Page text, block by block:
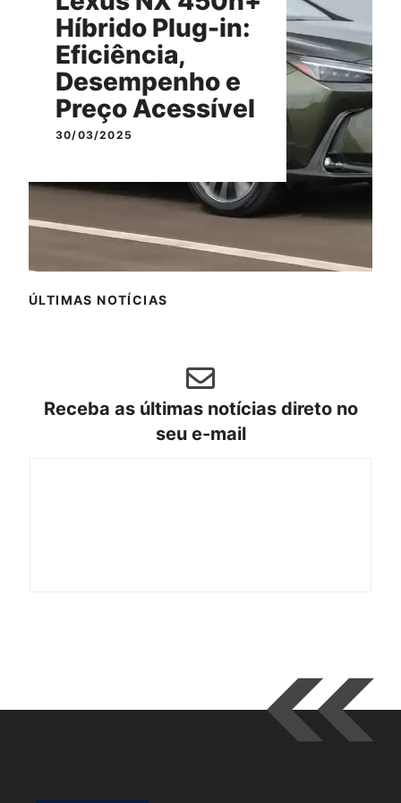
Híbrido Plug-in:
Eficiência,
Desempenho e
Preço Acessível
30/03/2025
ÚLTIMAS NOTÍCIAS
Receba as últimas notícias direto no
seu e-mail